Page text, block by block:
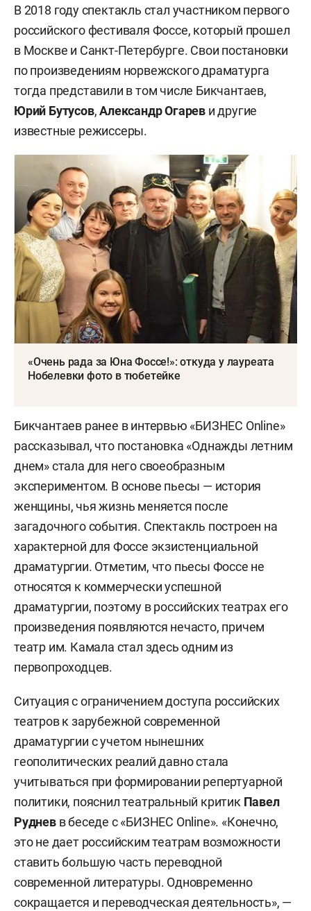
В 2018 году спектакль стал участником первого
российского фестиваля Фоссе, который прошел
в Москве и Санкт-Петербурге. Свои постановки
по произведениям норвежского драматурга
тогда представили в том числе Бикчантаев,
Юрий Бутусов,Александр Огарев и другие
известные режиссеры.
«Очень рада за Юна Фоссе!»: откуда у лауреата
Нобелевки фото в тюбетейке
Бикчантаев ранее в интервью «БИЗНЕС Online»
рассказывал, что постановка «Однажды летним
днем» стала для него своеобразным
экспериментом. В основе пьесы — история
женщины, чья жизнь меняется после
загадочного события. Спектакль построен на
характерной для Фоссе экзистенциальной
драматургии. Отметим, что пьесы Фоссе не
относятся к коммерчески успешной
драматургии, поэтому в российских театрах его
произведения появляются нечасто, причем
театр им. Камала стал здесь одним из
первопроходцев.
Ситуация с ограничением доступа российских
театров к зарубежной современной
драматургии с учетом нынешних
геополитических реалий давно стала
учитываться при формировании репертуарной
политики, пояснил театральный критик Павел
Руднев в беседе с «БИЗНЕС Online». «Конечно,
это не дает российским театрам возможности
ставить большую часть переводной
современной литературы. Одновременно
сокращается и переводческая деятельность», —